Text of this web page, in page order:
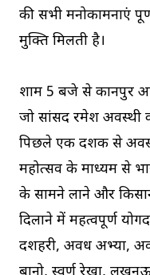
की सभी मनोकामनाएं
मुक्ति मिलती है।
शाम 5 बजे से कानपुर
जो सांसद रमेश अवस्थी
पिछले एक दशक से
महोत्सव के माध्यम से
के सामने लाने और
दिलाने में महत्वपूर्ण
दशहरी, अवध अभ्या,